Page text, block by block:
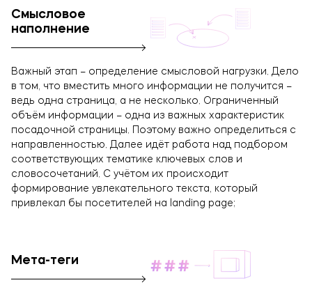
Смысловое
наполнение
Важный этап – определение смысловой нагрузки. Дело
в том, что вместить много информации не получится –
ведь одна страница, а не несколько. Ограниченный
объём информации – одна из важных характеристик
посадочной страницы. Поэтому важно определиться с
направленностью. Далее идёт работа над подбором
соответствующих тематике ключевых слов и
словосочетаний. С учётом их происходит
формирование увлекательного текста, который
привлекал бы посетителей на landing page;
Мета-теги